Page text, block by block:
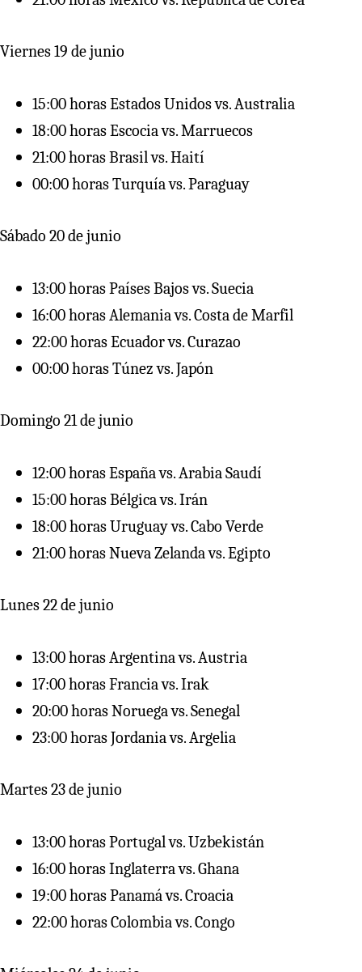
Viernes 19 de junio
15:00 horas Estados Unidos vs. Australia
18:00 horas Escocia vs. Marruecos
21:00 horas Brasil vs. Haití
00:00 horas Turquía vs. Paraguay
Sábado 20 de junio
13:00 horas Países Bajos vs. Suecia
16:00 horas Alemania vs. Costa de Marfil
22:00 horas Ecuador vs. Curazao
00:00 horas Túnez vs. Japón
Domingo 21 de junio
12:00 horas España vs. Arabia Saudí
15:00 horas Bélgica vs. Irán
18:00 horas Uruguay vs. Cabo Verde
21:00 horas Nueva Zelanda vs. Egipto
Lunes 22 de junio
13:00 horas Argentina vs. Austria
17:00 horas Francia vs. Irak
20:00 horas Noruega vs. Senegal
23:00 horas Jordania vs. Argelia
Martes 23 de junio
13:00 horas Portugal vs. Uzbekistán
16:00 horas Inglaterra vs. Ghana
19:00 horas Panamá vs. Croacia
22:00 horas Colombia vs. Congo